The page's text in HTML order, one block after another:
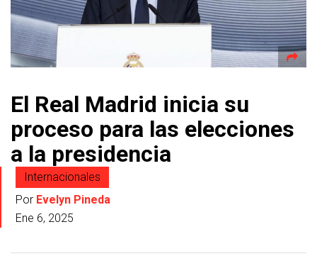
El Real Madrid inicia su
proceso para las elecciones
a la presidencia
Internacionales
Por Evelyn Pineda
Ene 6, 2025